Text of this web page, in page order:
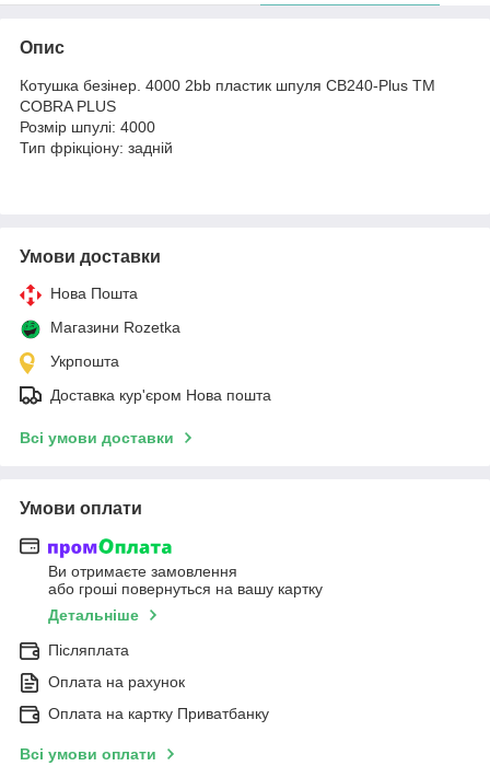
Опис
Котушка безiнер. 4000 2bb пластик шпуля CB240-Plus ТМ
COBRA PLUS
Розмір шпулі: 4000
Тип фрікціону: задній
Умови доставки
Нова Пошта
Магазини Rozetka
Укрпошта
Доставка кур'єром Нова пошта
Всі умови доставки
Умови оплати
Ви отримаєте замовлення
або гроші повернуться на вашу картку
Детальніше
Післяплата
Оплата на рахунок
Оплата на картку Приватбанку
Всі умови оплати